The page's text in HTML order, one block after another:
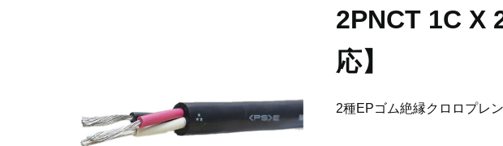
2PNCT 1C X
応】
2種EPゴム絶縁クロロプレ